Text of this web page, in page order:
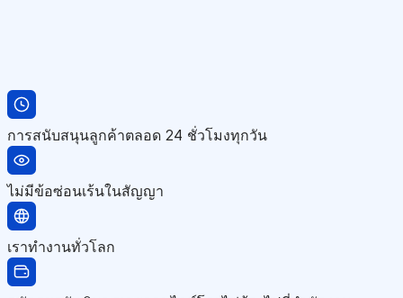
การสนับสนุนลูกค้าตลอด 24 ชั่วโมงทุกวัน
ไม่มีข้อซ่อนเร้นในสัญญา
เราทำงานทั่วโลก